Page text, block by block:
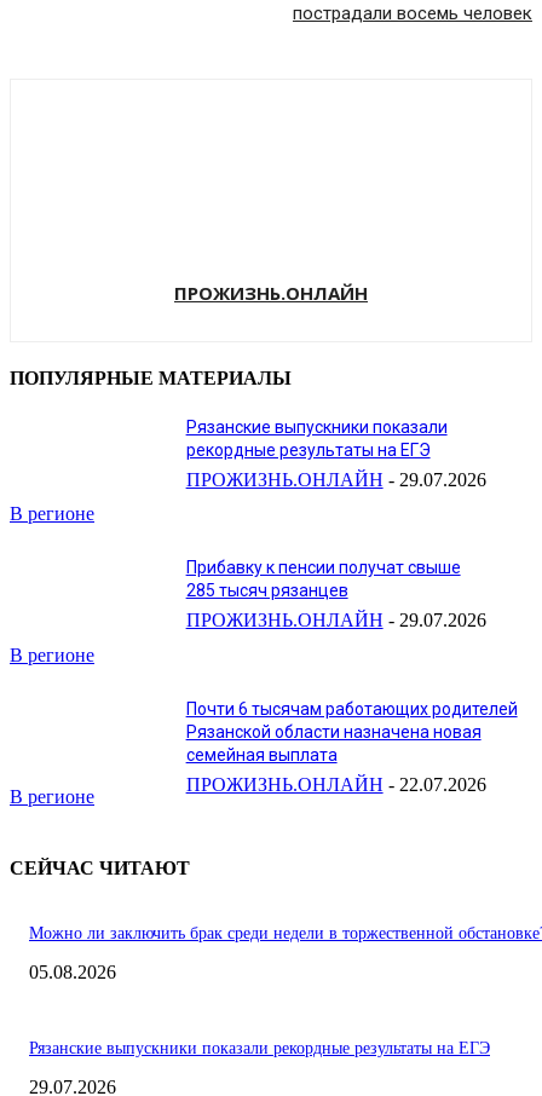
пострадали восемь человек
ПРОЖИЗНЬ.ОНЛАЙН
ПОПУЛЯРНЫЕ МАТЕРИАЛЫ
В регионе
Рязанские выпускники показали
рекордные результаты на ЕГЭ
ПРОЖИЗНЬ.ОНЛАЙН - 29.07.2026
В регионе
Прибавку к пенсии получат свыше
285 тысяч рязанцев
ПРОЖИЗНЬ.ОНЛАЙН - 29.07.2026
В регионе
Почти 6 тысячам работающих родителей
Рязанской области назначена новая
семейная выплата
ПРОЖИЗНЬ.ОНЛАЙН - 22.07.2026
СЕЙЧАС ЧИТАЮТ
Можно ли заключить брак среди недели в торжественной
05.08.2026
Рязанские выпускники показали рекордные результаты на ЕГЭ
29.07.2026